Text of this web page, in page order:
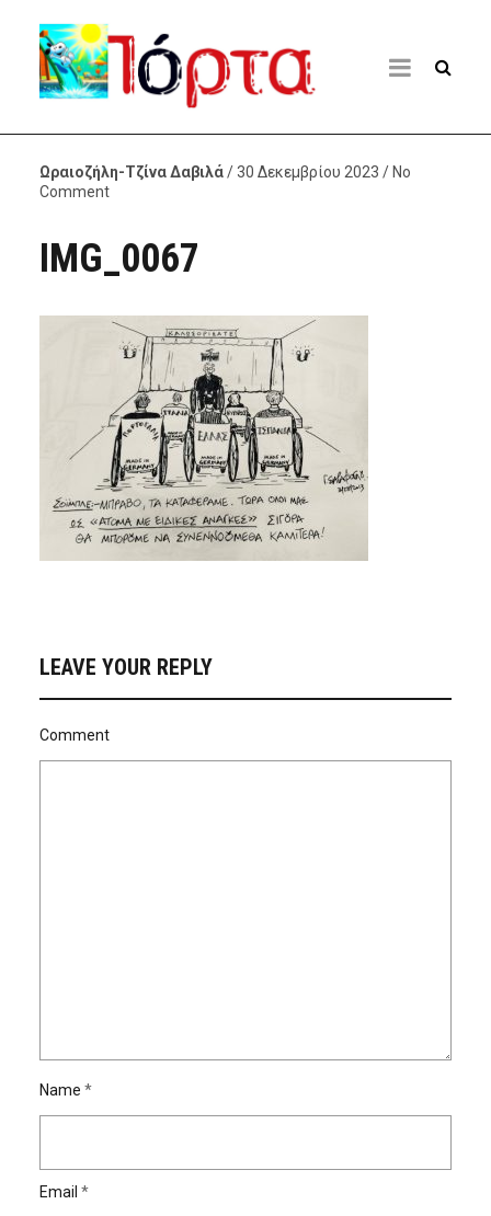
Ωραιοζήλη-Τζίνα Δαβιλά/ 30 Δεκεμβρίου 2023 / No
Comment
IMG_0067
LEAVE YOUR REPLY
Comment
Name *
Email *